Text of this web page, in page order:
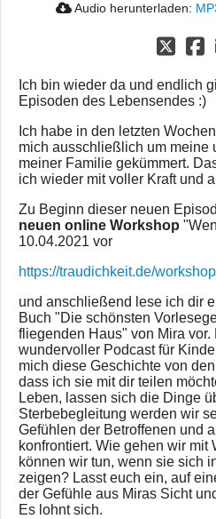
Audio herunterladen:
Ich bin wieder da und endlich
Episoden des Lebensendes :)
Ich habe in den letzten
mich ausschließlich um meine
meiner Familie gekümmert.
ich wieder mit voller Kraft und
Zu Beginn dieser neuen
neuen online Workshop
10.04.2021 vor
https://traudichkeit.de/
und anschließend lese ich dir
Buch "Die schönsten
fliegenden Haus" von Mira vor.
wundervoller Podcast für
mich diese Geschichte von
dass ich sie mit dir teilen
Leben, lassen sich die Dinge
Sterbebegleitung werden wir
Gefühlen der Betroffenen und
konfrontiert. Wie gehen wir mit
können wir tun, wenn sie sich
zeigen? Lasst euch ein, auf
der Gefühle aus Miras Sicht
Es lohnt sich.